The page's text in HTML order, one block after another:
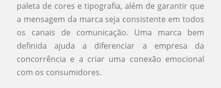
paleta de cores e tipografia, além de garantir que
a mensagem da marca seja consistente em todos
os canais de comunicação. Uma marca bem
definida ajuda a diferenciar a empresa da
concorrência e a criar uma conexão emocional
com os consumidores.